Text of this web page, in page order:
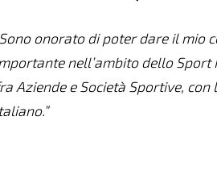
Sono onorato di poter dare il mio
nell’ambito dello Sport
Aziende e Società Sportive,